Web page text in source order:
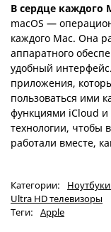
В сердце каждого
macOS —
каждого Mac. Она
аппаратного
удобный
приложения,
пользоваться ими
функциями iCloud и
технологии, чтобы
работали вместе,
Категории:
Ultra HD телевизоры
Теги:
Apple